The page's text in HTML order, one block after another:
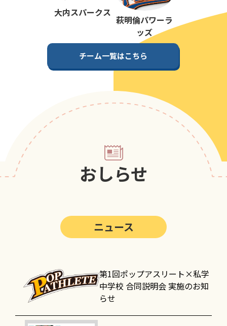
第5回 ポップアスリートカップ
ポップアスリートカップ
ポップアスリートカップ
ポップアスリートカップ
大内スパークス
萩明倫パワーラ
ッズ
チーム一覧はこちら
おしらせ
ニュース
第1回ポップアスリート×私学
中学校 合同説明会 実施のお知
らせ